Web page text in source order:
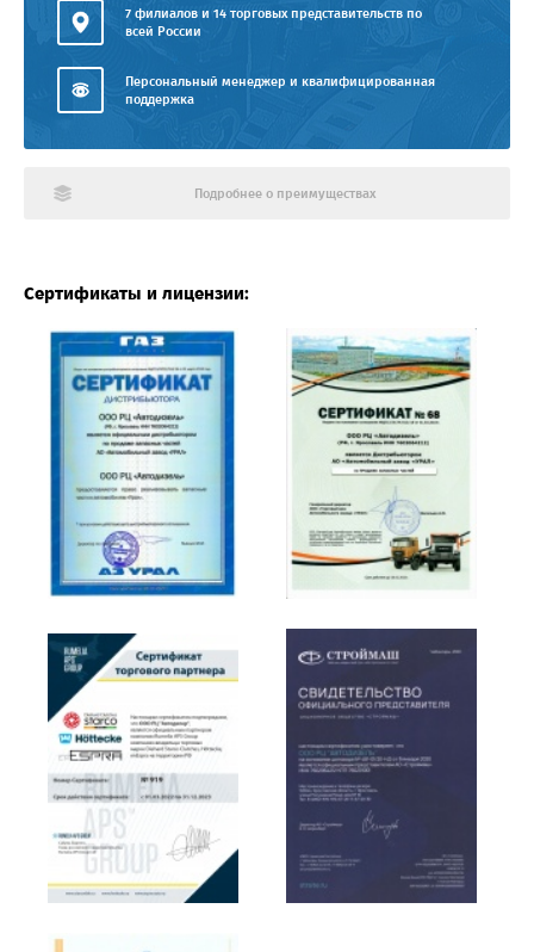
7 филиалов и 14 торговых представительств по
всей России
Персональный менеджер и квалифицированная
поддержка
Подробнее о преимуществах
Сертификаты и лицензии: